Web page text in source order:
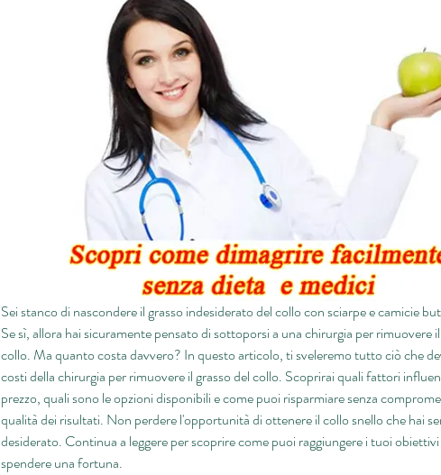
Sei stanco di nascondere il grasso indesiderato del collo con sciarpe e camicie
Se sì, allora hai sicuramente pensato di sottoporsi a una chirurgia per rimuovere
collo. Ma quanto costa davvero? In questo articolo, ti sveleremo tutto ciò che
costi della chirurgia per rimuovere il grasso del collo. Scoprirai quali fattori
prezzo, quali sono le opzioni disponibili e come puoi risparmiare senza
qualità dei risultati. Non perdere l'opportunità di ottenere il collo snello che hai
desiderato. Continua a leggere per scoprire come puoi raggiungere i tuoi
spendere una fortuna.